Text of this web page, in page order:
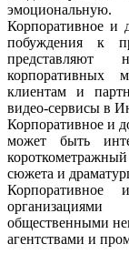
эмоциональную.
Корпоративное и
побуждения к
представляют
корпоративных
клиентам и
видео-сервисы в
Корпоративное и
может быть
сюжета и
Корпоративное
общественными
агентствами и